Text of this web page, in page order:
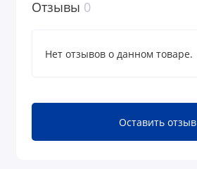
Отзывы 0
Нет отзывов о данном товаре.
Оставить отзыв